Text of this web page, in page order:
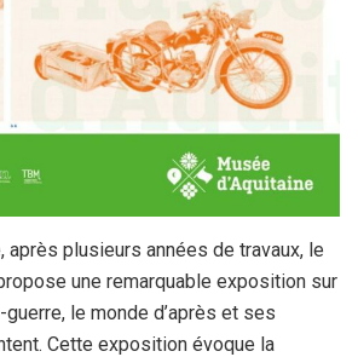
après plusieurs années de travaux, le
une remarquable exposition sur
guerre, le monde d’après et ses
Cette exposition évoque la